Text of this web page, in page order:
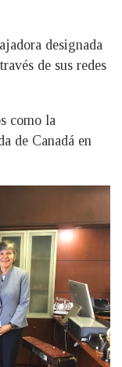
designada
de sus redes
como la
de Canadá en